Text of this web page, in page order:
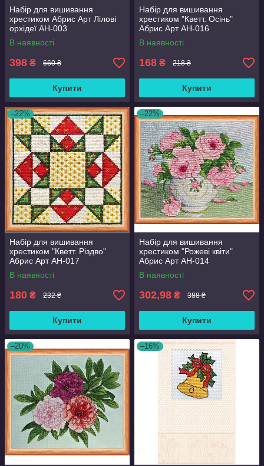
Набір для вишивання
хрестиком Абрис Арт Лілові
орхідеї AH-003
В наявності
398 ₴ 660 ₴
Купити
Набір для вишивання
хрестиком "Кветт. Осінь"
Абрис Арт AH-016
В наявності
168 ₴ 218 ₴
Купити
–22%
Набір для вишивання
хрестиком "Кветт. Різдво"
Абрис Арт AH-017
В наявності
180 ₴ 232 ₴
Купити
–22%
Набір для вишивання
хрестиком "Рожеві квіти"
Абрис Арт AH-014
В наявності
302,98 ₴ 388 ₴
Купити
–20% –16%